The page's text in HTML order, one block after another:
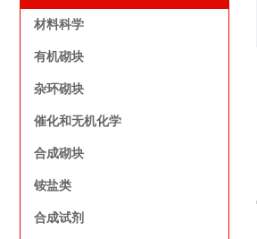
材料科学
有机砌块
杂环砌块
催化和无机化学
合成砌块
铵盐类
合成试剂